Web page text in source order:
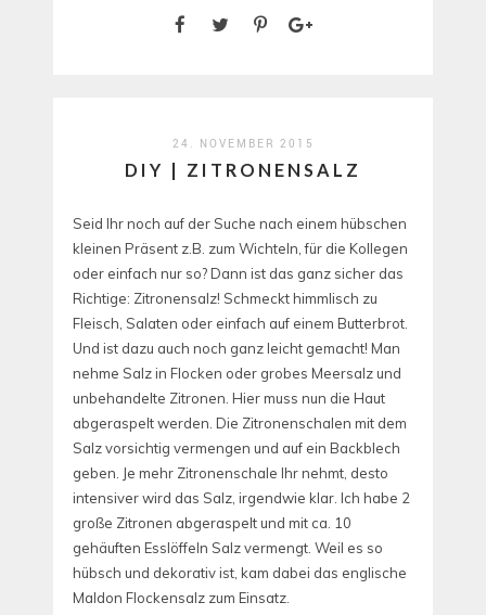
24. NOVEMBER 2015
DIY | ZITRONENSALZ
Seid Ihr noch auf der Suche nach einem hübschen
kleinen Präsent z.B. zum Wichteln, für die Kollegen
oder einfach nur so? Dann ist das ganz sicher das
Richtige: Zitronensalz! Schmeckt himmlisch zu
Fleisch, Salaten oder einfach auf einem Butterbrot.
Und ist dazu auch noch ganz leicht gemacht! Man
nehme Salz in Flocken oder grobes Meersalz und
unbehandelte Zitronen. Hier muss nun die Haut
abgeraspelt werden. Die Zitronenschalen mit dem
Salz vorsichtig vermengen und auf ein Backblech
geben. Je mehr Zitronenschale Ihr nehmt, desto
intensiver wird das Salz, irgendwie klar. Ich habe 2
große Zitronen abgeraspelt und mit ca. 10
gehäuften Esslöffeln Salz vermengt. Weil es so
hübsch und dekorativ ist, kam dabei das englische
Maldon Flockensalz zum Einsatz.